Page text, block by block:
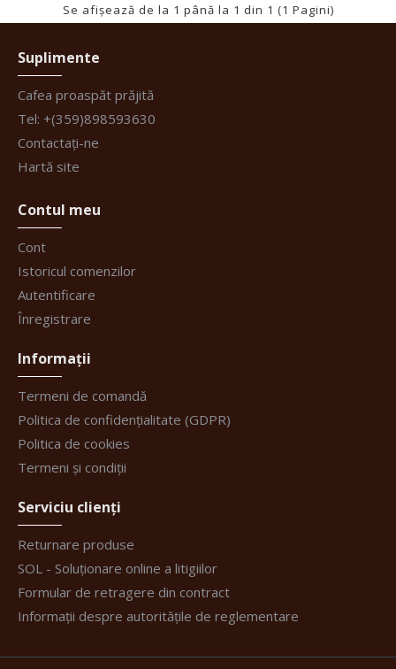
Se afişează de la 1 până la 1 din 1 (1 Pagini)
Suplimente
Cafea proaspăt prăjită
Tel: +(359)898593630
Contactați-ne
Hartă site
Contul meu
Cont
Istoricul comenzilor
Autentificare
Înregistrare
Informații
Termeni de comandă
Politica de confidențialitate (GDPR)
Politica de cookies
Termeni și condiții
Serviciu clienți
Returnare produse
SOL - Soluționare online a litigiilor
Formular de retragere din contract
Informații despre autoritățile de reglementare